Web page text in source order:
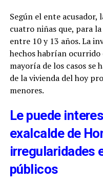
Según el ente
cuatro niñas que, para
entre 10 y 13 años. La
hechos habrían ocurrido
mayoría de los casos se
de la vivienda del hoy
menores.
Le puede
exalcalde de
irregularidades
públicos